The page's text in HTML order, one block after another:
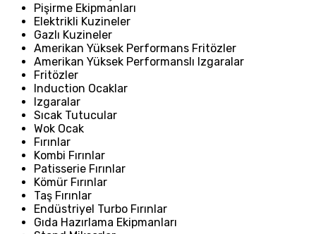
Pişirme Ekipmanları
Elektrikli Kuzineler
Gazlı Kuzineler
Amerikan Yüksek Performans Fritözler
Amerikan Yüksek Performanslı Izgaralar
Fritözler
Induction Ocaklar
Izgaralar
Sıcak Tutucular
Wok Ocak
Fırınlar
Kombi Fırınlar
Patisserie Fırınlar
Kömür Fırınlar
Taş Fırınlar
Endüstriyel Turbo Fırınlar
Gıda Hazırlama Ekipmanları